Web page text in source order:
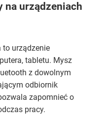
na urządzeniach
to urządzenie
tabletu. Mysz
z dowolnym
odbiornik
zapomnieć o
pracy.